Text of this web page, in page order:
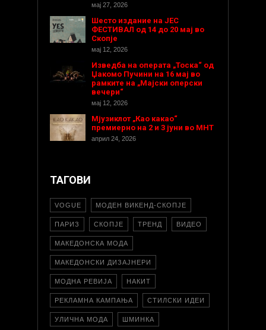
мај 27, 2026
Шесто издание на ЈЕС
ФЕСТИВАЛ од 14 до 20 мај во
Скопје
мај 12, 2026
Изведба на операта „Тоска“ од
Џакомо Пучини на 16 мај во
рамките на „Мајски оперски
вечери“
мај 12, 2026
Мјузиклот „Као какао“
премиерно на 2 и 3 јуни во МНТ
април 24, 2026
ТАГОВИ
VOGUE МОДЕН ВИКЕНД-СКОПЈЕ
ПАРИЗ СКОПЈЕ ТРЕНД ВИДЕО
МАКЕДОНСКА МОДА
МАКЕДОНСКИ ДИЗАЈНЕРИ
МОДНА РЕВИЈА НАКИТ
РЕКЛАМНА КАМПАЊА СТИЛСКИ ИДЕИ
УЛИЧНА МОДА ШМИНКА